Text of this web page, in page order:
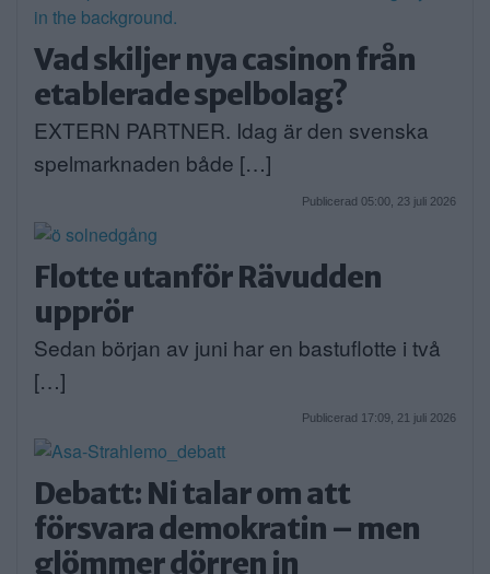
Vad skiljer nya casinon från
etablerade spelbolag?
EXTERN PARTNER. Idag är den svenska
spelmarknaden både […]
Publicerad 05:00, 23 juli 2026
Flotte utanför Rävudden
upprör
Sedan början av juni har en bastuflotte i två
[…]
Publicerad 17:09, 21 juli 2026
Debatt: Ni talar om att
försvara demokratin – men
glömmer dörren in